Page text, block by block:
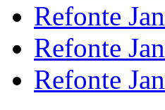
Refonte
Refonte
Refonte